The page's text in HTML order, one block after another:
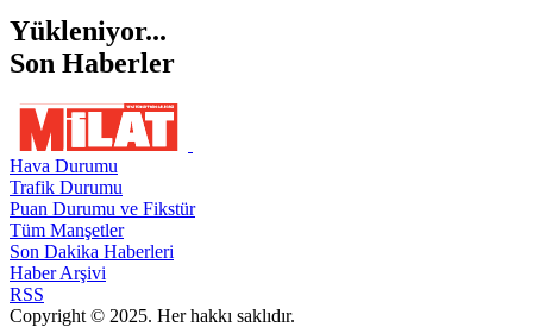
Yükleniyor...
Son Haberler
Hava Durumu
Trafik Durumu
Puan Durumu ve Fikstür
Tüm Manşetler
Son Dakika Haberleri
Haber Arşivi
RSS
Copyright © 2025. Her hakkı saklıdır.